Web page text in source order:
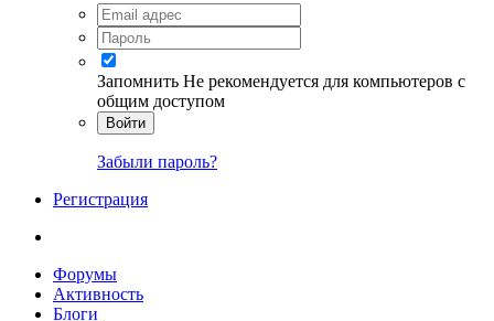
Запомнить Не рекомендуется для компьютеров с
общим доступом
Войти
Забыли пароль?
Регистрация
Форумы
Активность
Блоги